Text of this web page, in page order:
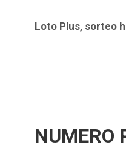
Loto Plus, sorteo
NUMERO